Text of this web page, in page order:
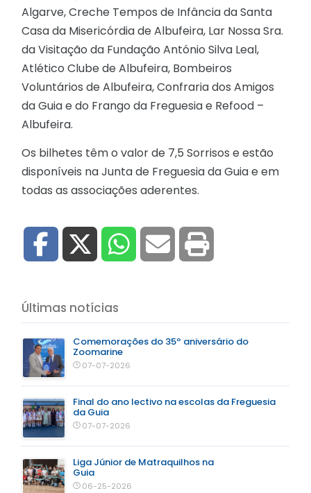
Algarve, Creche Tempos de Infância da Santa
Casa da Misericórdia de Albufeira, Lar Nossa Sra.
da Visitação da Fundação António Silva Leal,
Atlético Clube de Albufeira, Bombeiros
Voluntários de Albufeira, Confraria dos Amigos
da Guia e do Frango da Freguesia e Refood –
Albufeira.
Os bilhetes têm o valor de 7,5 Sorrisos e estão
disponíveis na Junta de Freguesia da Guia e em
todas as associações aderentes.
Últimas notícias
Comemorações do 35º aniversário do
Zoomarine
07-07-2026
Final do ano lectivo na escolas da Freguesia
da Guia
07-07-2026
Liga Júnior de Matraquilhos na
Guia
06-25-2026